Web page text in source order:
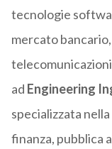
tecnologie
mercato
telecomunicazioni
ad Engineering
specializzata
finanza, pubblica